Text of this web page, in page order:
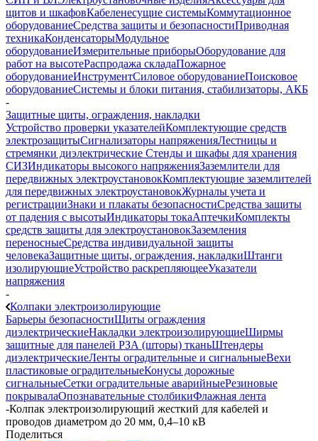
щитов и шкафовКабеленесущие системыКоммутационное
оборудованиеСредства защиты и безопасностиПриводная
техникаКонденсаторыМодульное
оборудованиеИзмерительные приборыОборудование для
работ на высотеРаспродажа складаПожарное
оборудованиеИнструментСиловое оборудованиеПоисковое
оборудованиеСистемы и блоки питания, стабилизаторы, АКБ
-
Защитные щиты, ограждения, накладки
Устройство проверки указателейКомплектующие средств
электрозащитыСигнализаторы напряженияЛестницы и
стремянки диэлектрические Стенды и шкафы для хранения
СИЗИндикаторы высокого напряженияЗаземлители для
передвижных электроустановокКомплектующие заземлителей
для передвижных электроустановокЖурналы учета и
регистрацииЗнаки и плакаты безопасностиСредства защиты
от падения с высотыИндикаторы токаАптечкиКомплекты
средств защиты для электроустановокЗаземления
переносныеСредства индивидуальной защиты
человекаЗащитные щиты, ограждения, накладкиШтанги
изолирующиеУстройство раскрепляющееУказатели
напряжения
-
Колпаки электроизолирующие
Барьеры безопасностиЩиты ограждения
диэлектрическиеНакладки электроизолирующиеШирмы
защитные для панелей РЗА (шторы) тканьШтендеры
диэлектрическиеЛенты оградительные и сигнальныеВехи
пластиковые оградительныеКонусы дорожные
сигнальныеСетки оградительные аварийныеРезиновые
покрывалаОпознавательные столбикиФлажная лента
-Колпак электроизолирующий жесткий для кабелей и
проводов диаметром до 20 мм, 0,4–10 кВ
Поделиться